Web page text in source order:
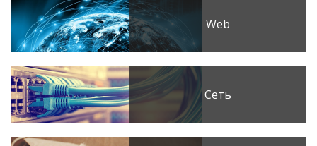
Web
Сеть